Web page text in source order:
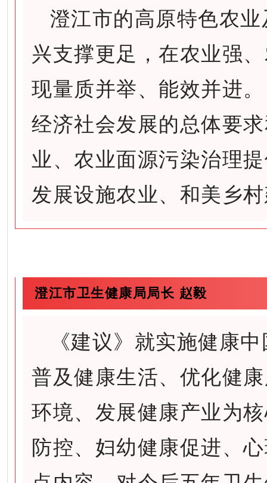
澄江市的高原特色农
兴支撑更足，在农业强
现量质并举、能效并进
经济社会发展的总体要
业、农业面源污染治理
发展设施农业、和美乡
澄江市卫生健康局局长 赵毅
《建议》就实施健康
普及健康生活、优化健
环境、发展健康产业为
防控、妇幼健康促进、